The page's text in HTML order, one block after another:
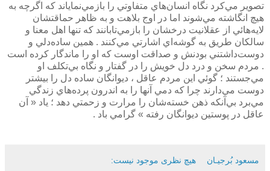
تصوير مي‌كرد نگاه انسان‌هاي متفاوتي را بازمي‌نماياند كه اگرچه به
هيچ انگاشته مي‌شوند اما در اوج بلاهت و به ظاهر حماقتشان
لايه‌هائي از عقلانيت درخشان را بازمي‌تابانند كه تنها اهل معنا و
سالكان طريق به گوشه‌اي اشارتي مي‌كنند . همين ساده‌دلي و
دوست‌داشتني بودنش و صداقت اوست كه او را ماندگار كرده است
. مردم سخن و درد دل خويش را در گفتار و نگاه بي‌تكلف او
مي‌جستند ؛ گوئي اين مردم عاقل ، ديوانگان ساده دل را بيشتر
دوست مي‌دارند چرا كه دمي آنها را به اندرون پرده‌هاي زندگي
مي‌برد بي‌آنكه ذهن خسته‌شان را مرارت و زحمتي دهد ؛ ياد « آن
عاقل در پوستين ديوانگان رفته » گرامي باد .
مسعود بُرجيـان هیچ نظری موجود نیست: